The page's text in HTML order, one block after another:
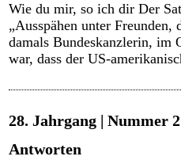
Wie du mir, so ich dir Der
„Ausspähen unter
damals Bundeskanzlerin, im
war, dass der US-
28. Jahrgang | Nummer
Antworten